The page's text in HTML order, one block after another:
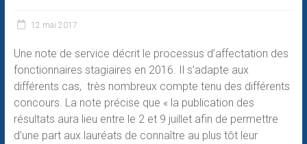
12 mai 2017
Une note de service décrit le processus d’affectation des
fonctionnaires stagiaires en 2016. Il s’adapte aux
différents cas, très nombreux compte tenu des différents
concours. La note précise que « la publication des
résultats aura lieu entre le 2 et 9 juillet afin de permettre
d’une part aux lauréats de connaître au plus tôt leur